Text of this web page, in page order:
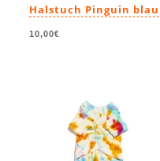
Halstuch Pinguin blau
10,00€